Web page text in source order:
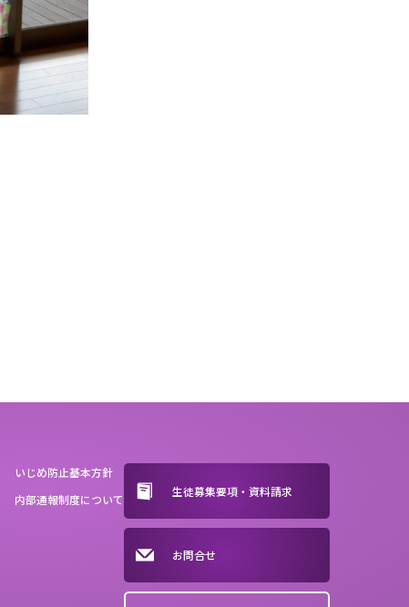
いじめ防止基本方針
内部通報制度について
生徒募集要項・資料請求
お問合せ